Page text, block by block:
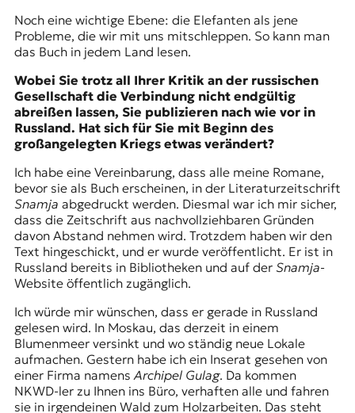
Noch eine wichtige Ebene: die Elefanten als jene
Probleme, die wir mit uns mitschleppen. So kann man
das Buch in jedem Land lesen.
Wobei Sie trotz all Ihrer Kritik an der russischen
Gesellschaft die Verbindung nicht endgültig
abreißen lassen, Sie publizieren nach wie vor in
Russland. Hat sich für Sie mit Beginn des
großangelegten Kriegs etwas verändert?
Ich habe eine Vereinbarung, dass alle meine Romane,
bevor sie als Buch erscheinen, in der Literaturzeitschrift
Snamja abgedruckt werden. Diesmal war ich mir sicher,
dass die Zeitschrift aus nachvollziehbaren Gründen
davon Abstand nehmen wird. Trotzdem haben wir den
Text hingeschickt, und er wurde veröffentlicht. Er ist in
Russland bereits in Bibliotheken und auf der Snamja-
Website öffentlich zugänglich.
Ich würde mir wünschen, dass er gerade in Russland
gelesen wird. In Moskau, das derzeit in einem
Blumenmeer versinkt und wo ständig neue Lokale
aufmachen. Gestern habe ich ein Inserat gesehen von
einer Firma namens Archipel Gulag. Da kommen
NKWD-ler zu Ihnen ins Büro, verhaften alle und fahren
sie in irgendeinen Wald zum Holzarbeiten. Das steht